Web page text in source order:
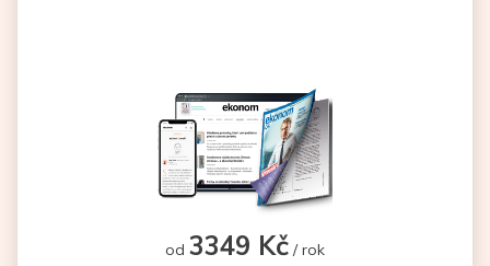
od 3349 Kč / rok